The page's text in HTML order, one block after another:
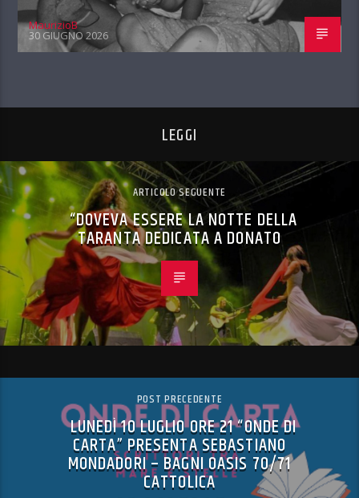
MaurizioB
30 GIUGNO 2026
LEGGI
ARTICOLO SEGUENTE
“DOVEVA ESSERE LA NOTTE DELLA
TARANTA DEDICATA A DONATO
POST PRECEDENTE
LUNEDÌ 10 LUGLIO ORE 21 “ONDE DI
CARTA” PRESENTA SEBASTIANO
MONDADORI – BAGNI OASIS 70/71
CATTOLICA